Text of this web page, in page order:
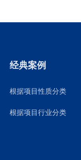
经典案例
根据项目性质分类
根据项目行业分类